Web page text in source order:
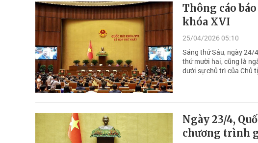
Thông cáo
khóa XVI
25/04/2026 05:10
Sáng thứ Sáu, ngày 24/
thứ mười hai, cũng là
dưới sự chủ trì của Chủ
Ngày 23/4,
chương trình